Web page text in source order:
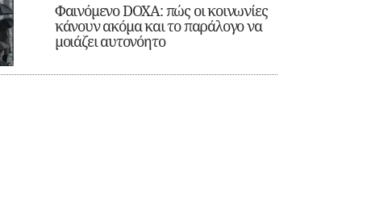
Φαινόμενο DOXA: πώς οι κοινωνίες
κάνουν ακόμα και το παράλογο να
μοιάζει αυτονόητο